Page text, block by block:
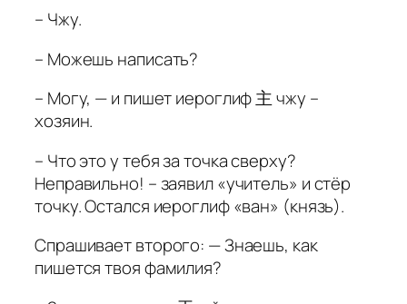
– Чжу.
– Можешь написать?
– Могу, — и пишет иероглиф 主 чжу –
хозяин.
– Что это у тебя за точка сверху?
Неправильно! – заявил «учитель» и стёр
точку. Остался иероглиф «ван» (князь).
Спрашивает второго: — Знаешь, как
пишется твоя фамилия?